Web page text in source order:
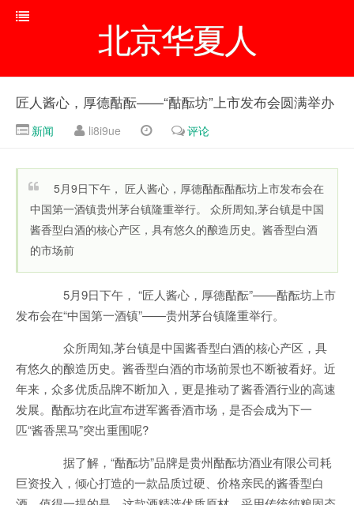
北京华夏人
匠人酱心，厚德酤酝——“酤酝坊”上市发布会圆满举办
新闻 li8i9ue 评论
5月9日下午， 匠人酱心，厚德酤酝酤酝坊上市发布会在
中国第一酒镇贵州茅台镇隆重举行。 众所周知,茅台镇是中国
酱香型白酒的核心产区，具有悠久的酿造历史。酱香型白酒
的市场前
5月9日下午， “匠人酱心，厚德酤酝”——酤酝坊上市
发布会在“中国第一酒镇”——贵州茅台镇隆重举行。
众所周知,茅台镇是中国酱香型白酒的核心产区，具
有悠久的酿造历史。酱香型白酒的市场前景也不断被看好。近
年来，众多优质品牌不断加入，更是推动了酱香酒行业的高速
发展。酤酝坊在此宣布进军酱香酒市场，是否会成为下一
匹“酱香黑马”突出重围呢?
据了解，“酤酝坊”品牌是贵州酤酝坊酒业有限公司耗
巨资投入，倾心打造的一款品质过硬、价格亲民的酱香型白